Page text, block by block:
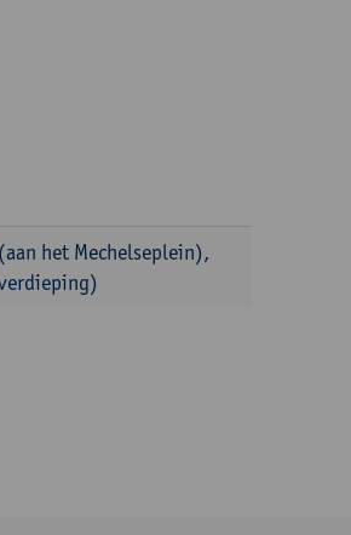
het Mechelseplein),